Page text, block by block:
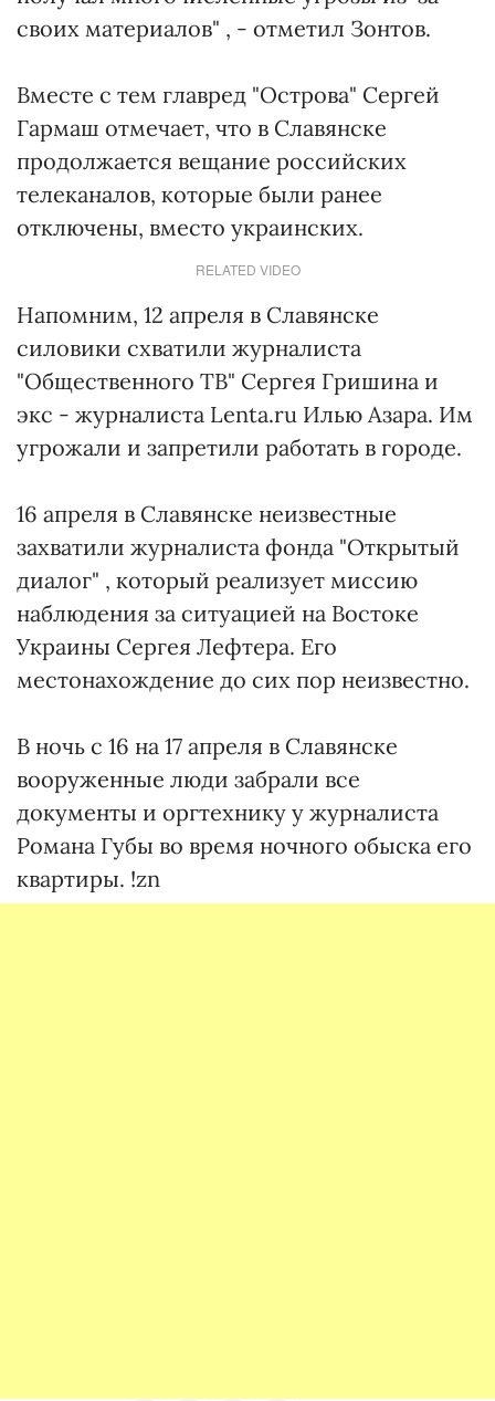
своих материалов" , - отметил Зонтов.
Вместе с тем главред "Острова" Сергей
Гармаш отмечает, что в Славянске
продолжается вещание российских
телеканалов, которые были ранее
отключены, вместо украинских.
RELATED VIDEO
Напомним, 12 апреля в Славянске
силовики схватили журналиста
"Общественного ТВ" Сергея Гришина и
экс - журналиста Lenta.ru Илью Азара. Им
угрожали и запретили работать в городе.
16 апреля в Славянске неизвестные
захватили журналиста фонда "Открытый
диалог" , который реализует миссию
наблюдения за ситуацией на Востоке
Украины Сергея Лефтера. Его
местонахождение до сих пор неизвестно.
В ночь с 16 на 17 апреля в Славянске
вооруженные люди забрали все
документы и оргтехнику у журналиста
Романа Губы во время ночного обыска его
квартиры. !zn